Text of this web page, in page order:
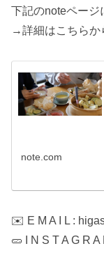
下記のnoteページ
→詳細はこちらか
note.com
✉️ E M A I L :
🥒 I N S T A G R